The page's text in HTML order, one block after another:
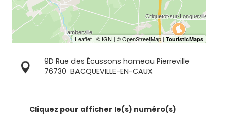
9D Rue des Écussons hameau Pierreville
76730 BACQUEVILLE-EN-CAUX
Cliquez pour afficher le(s) numéro(s)